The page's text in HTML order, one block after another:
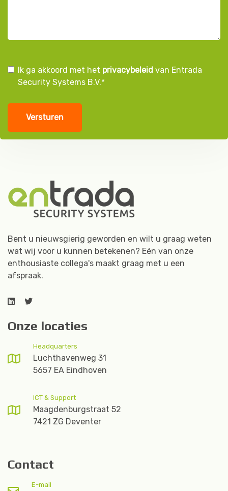
Instemming
AVG*
Ik ga akkoord met het privacybeleid van Entrada
Security Systems B.V.*
Bent u nieuwsgierig geworden en wilt u graag weten
wat wij voor u kunnen betekenen? Eén van onze
enthousiaste collega's maakt graag met u een
afspraak.
Onze locaties
Headquarters
Luchthavenweg 31
5657 EA Eindhoven
ICT & Support
Maagdenburgstraat 52
7421 ZG Deventer
Contact
E-mail